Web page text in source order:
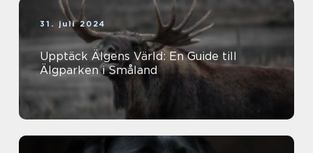
31. juli 2024
Upptäck Älgens Värld: En Guide till
Älgparken i Småland